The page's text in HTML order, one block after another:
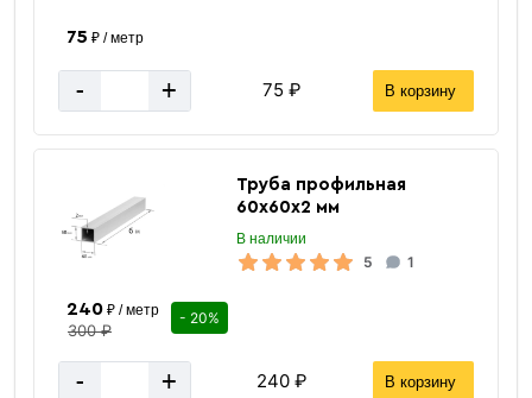
75 ₽ / метр
- + 75 ₽ В корзину
Труба профильная
60х60х2 мм
В наличии
5 1
240₽ / метр
300 ₽
- 20%
- + 240 ₽ В корзину
«Быстрый заказ»